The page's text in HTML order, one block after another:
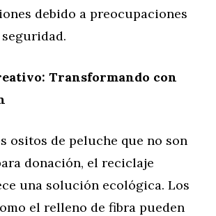
debido a preocupaciones
Transformando con
ositos de peluche que no son
donación, el reciclaje
una solución ecológica. Los
el relleno de fibra pueden